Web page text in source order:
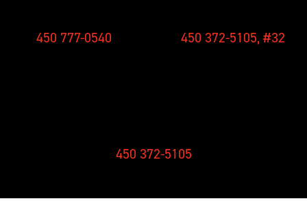
450 777-0540 450 372-5105, #32
450 372-5105